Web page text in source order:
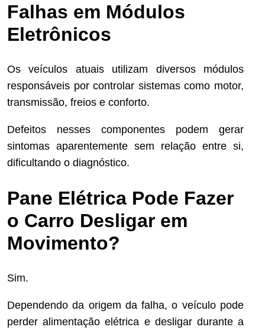
Falhas em Módulos
Eletrônicos
Os veículos atuais utilizam diversos módulos
responsáveis por controlar sistemas como motor,
transmissão, freios e conforto.
Defeitos nesses componentes podem gerar
sintomas aparentemente sem relação entre si,
dificultando o diagnóstico.
Pane Elétrica Pode Fazer
o Carro Desligar em
Movimento?
Sim.
Dependendo da origem da falha, o veículo pode
perder alimentação elétrica e desligar durante a